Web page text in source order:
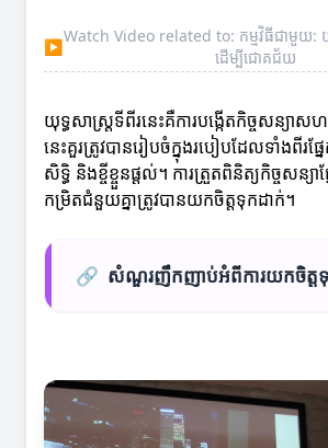
▶
Watch Video related to: កម្មវិធីជាមួយ:
ដើម្បីជោគជ័យ
យុទ្ធសាស្រ្តទីពីរនេះគឺការបង្កើតកិច្ចសន្យា
នេះគួរត្រូវបានរៀបចំក្នុងរបៀបដែលទាំងពីរ
សិទ្ធិ និងខ្ចីខ្ចួនផ្តល់។ ការត្រួតពិនិត្យកិច្ចសន្យា
កម្រិតជំនួយគ្នាត្រូវបានយកចិត្តទុកដាក់។
🔗 សំណួរញឹកញាប់អំពីការយកចិត្ត